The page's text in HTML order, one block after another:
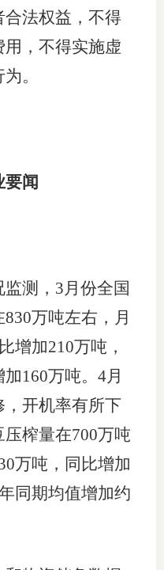
合法权益，不得
，不得实施虚
。
闻
测，3月份全国
万吨左右，月
增加210万吨，
160万吨。4月
，开机率有所下
榨量在700万吨
万吨，同比增加
同期均值增加约